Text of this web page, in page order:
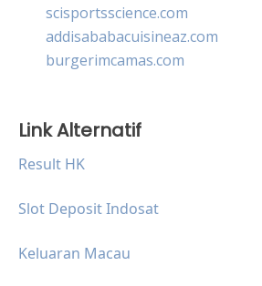
scisportsscience.com
addisababacuisineaz.com
burgerimcamas.com
Link Alternatif
Result HK
Slot Deposit Indosat
Keluaran Macau